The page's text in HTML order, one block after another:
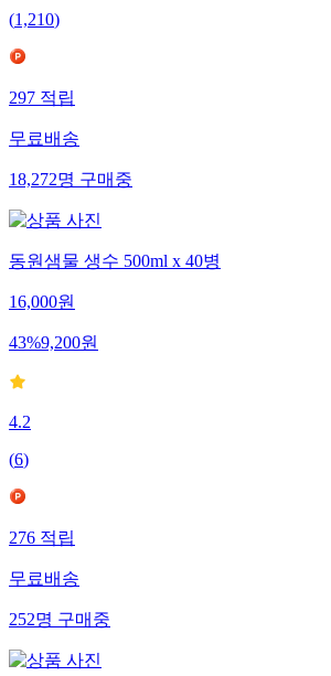
(1,210)
297적립
무료배송
18,272명구매중
동원샘물 생수 500ml x 40병
16,000원
43%9,200원
4.2
(6)
276적립
무료배송
252명구매중